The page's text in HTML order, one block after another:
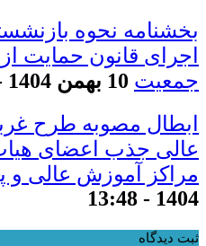
بخشنامه نحوه
اجرای قانون حمایت
جمعیت 10 بهمن 1404 - 10:35
ابطال مصوبه طرح
عالی جذب اعضای
مراکز آموزش عالی
1404 - 13:48
ثبت دیدگاه